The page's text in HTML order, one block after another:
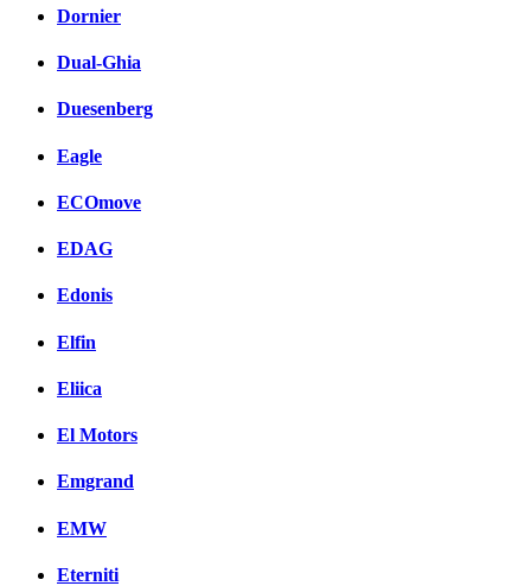
Dornier
Dual-Ghia
Duesenberg
Eagle
ECOmove
EDAG
Edonis
Elfin
Eliica
El Motors
Emgrand
EMW
Eterniti